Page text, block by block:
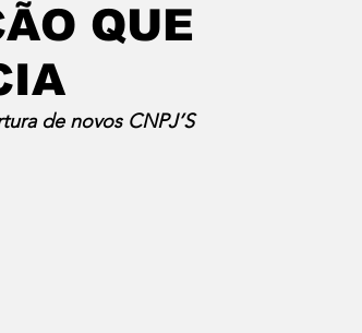
da PresidentaQUE
de novos CNPJ’S